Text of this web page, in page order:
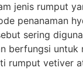
jenis rumput
penanaman
sering
berfungsi untuk
rumput vetiver